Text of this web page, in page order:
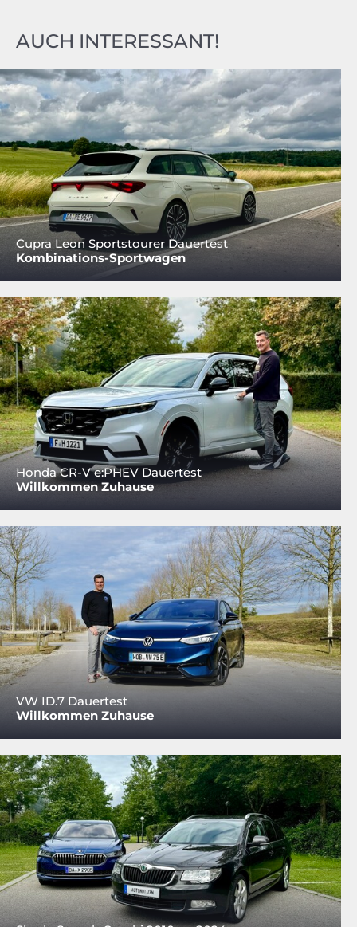
AUCH INTERESSANT!
Cupra Leon Sportstourer Dauertest
Kombinations-Sportwagen
Honda CR-V e:PHEV Dauertest
Willkommen Zuhause
VW ID.7 Dauertest
Willkommen Zuhause